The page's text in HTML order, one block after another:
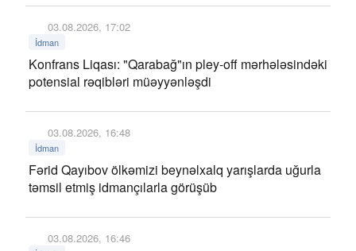
03.08.2026, 17:02
İdman
Konfrans Liqası: "Qarabağ"ın pley-off mərhələsindəki
potensial rəqibləri müəyyənləşdi
03.08.2026, 16:48
İdman
Fərid Qayıbov ölkəmizi beynəlxalq yarışlarda uğurla
təmsil etmiş idmançılarla görüşüb
03.08.2026, 16:46